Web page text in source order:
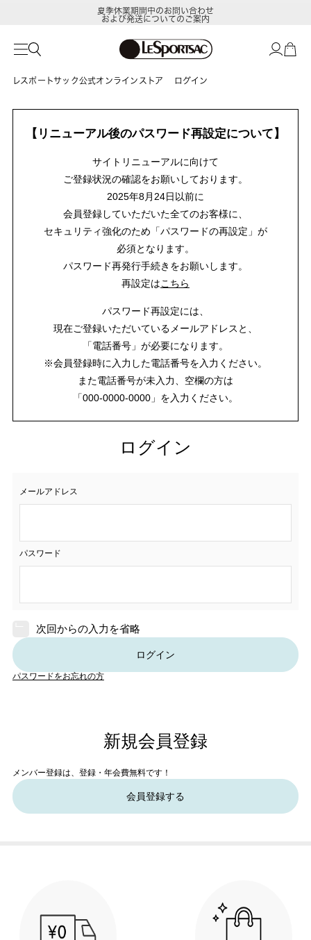
夏季休業期間中のお問い合わせ
および発送についてのご案内
レスポートサック公式オンラインストア ログイン
【リニューアル後のパスワード再設定について】
サイトリニューアルに向けて
ご登録状況の確認をお願いしております。
2025年8月24日以前に
会員登録していただいた全てのお客様に、
セキュリティ強化のため「パスワードの再設定」が
必須となります。
パスワード再発行手続きをお願いします。
再設定はこちら
パスワード再設定には、
現在ご登録いただいているメールアドレスと、
「電話番号」が必要になります。
※会員登録時に入力した電話番号を入力ください。
また電話番号が未入力、空欄の方は
「000-0000-0000」を入力ください。
ログイン
メールアドレス
パスワード
次回からの入力を省略
ログイン
パスワードをお忘れの方
新規会員登録
メンバー登録は、登録・年会費無料です！
会員登録する